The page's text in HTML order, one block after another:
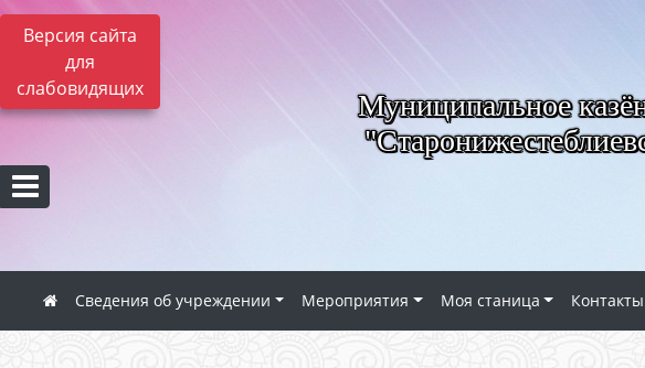
Версия сайта
для
слабовидящих
Муниципальное
Сведения об учреждении Мероприятия Моя станица Контакты